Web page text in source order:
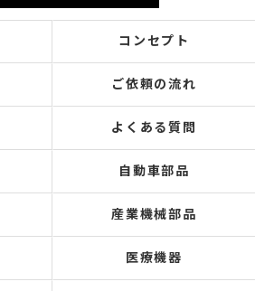
コンセプト
ご依頼の流れ
よくある質問
自動車部品
産業機械部品
医療機器